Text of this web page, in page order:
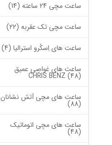
ساعت مچی 24 ساعته (14)
ساعت مچی تک عقربه (22)
ساعت های اِسکُرو استرالیا (4)
ساعت های غواصی عمیق
CHRIS BENZ (48)
ساعت های مچی آتش نشانان
(88)
ساعت های مچی اتوماتیک
(48)